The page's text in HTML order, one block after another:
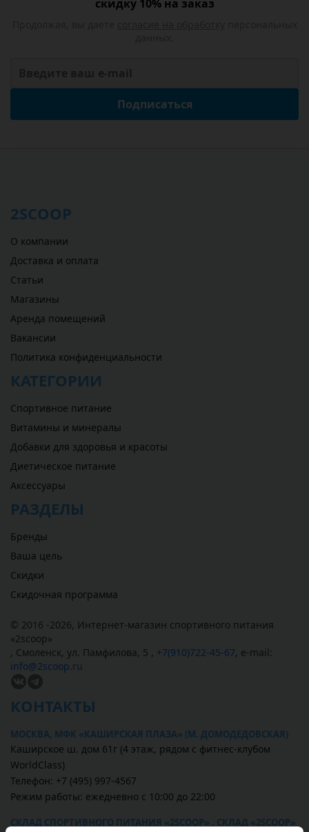
скидку 10% на заказ
Подписаться
2SCOOP
О компании
Доставка и оплата
Статьи
Магазины
Аренда помещений
Вакансии
Политика конфиденциальности
КАТЕГОРИИ
Спортивное питание
Витамины и минералы
Добавки для здоровья и красоты
Диетическое питание
Аксессуары
РАЗДЕЛЫ
Бренды
Ваша цель
Скидки
Скидочная программа
© 2016 -2026, Интернет-магазин спортивного питания
«2scoop»
, Смоленск, ул. Памфилова, 5 , +7(910)722-45-67, e-mail:
info@2scoop.ru
КОНТАКТЫ
МОСКВА, МФК «КАШИРСКАЯ ПЛАЗА» (М. ДОМОДЕДОВСКАЯ)
Каширское ш. дом 61г (4 этаж, рядом с фитнес-клубом
WorldClass)
Телефон: +7 (495) 997-4567
Режим работы: ежедневно с 10:00 до 22:00
СКЛАД СПОРТИВНОГО ПИТАНИЯ «2SCOOP» , СКЛАД «2SCOOP»